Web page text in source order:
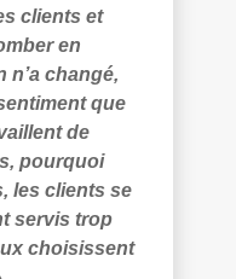
clients et
en
n’a changé,
que
de
pourquoi
les clients se
servis trop
choisissent